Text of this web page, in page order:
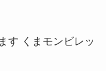
す くまモンビレッ